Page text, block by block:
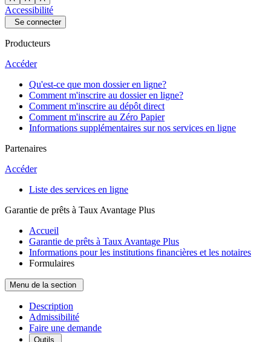
Accessibilité
Se connecter
Producteurs
Accéder
Qu'est-ce que mon dossier en ligne?
Comment m'inscrire au dossier en ligne?
Comment m'inscrire au dépôt direct
Comment m'inscrire au Zéro Papier
Informations supplémentaires sur nos services en ligne
Partenaires
Accéder
Liste des services en ligne
Garantie de prêts à Taux Avantage Plus
Accueil
Garantie de prêts à Taux Avantage Plus
Informations pour les institutions financières et les notaires
Formulaires
Menu de la section
Description
Admissibilité
Faire une demande
Outils